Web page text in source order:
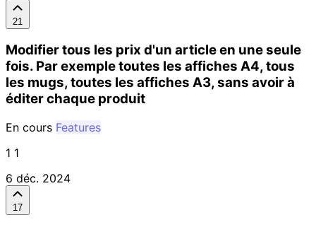
21
Modifier tous les prix d'un article en une seule
fois. Par exemple toutes les affiches A4, tous
les mugs, toutes les affiches A3, sans avoir à
éditer chaque produit
En cours Features
1 1
6 déc. 2024
17